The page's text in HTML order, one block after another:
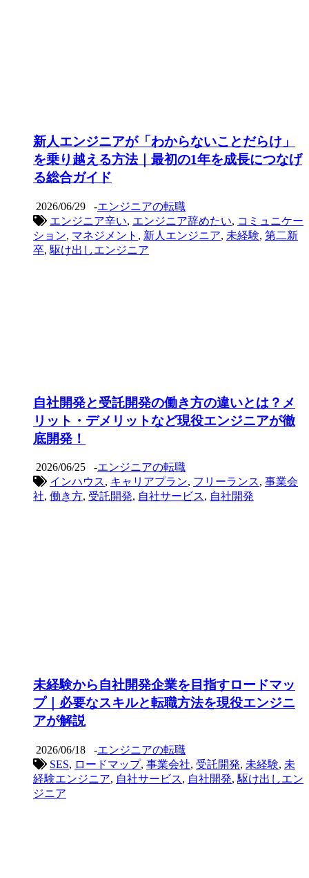
新人エンジニアが「わからないことだらけ」
を乗り越える方法｜最初の1年を成長につなげ
る総合ガイド
2026/06/29 -エンジニアの転職
エンジニア辛い, エンジニア辞めたい, コミュニケー
ション, マネジメント , 新人エンジニア, 未経験, 第二新
卒, 駆け出しエンジニア
自社開発と受託開発の働き方の違いとは？メ
リット・デメリットなど現役エンジニアが徹
底開発！
2026/06/25 -エンジニアの転職
インハウス, キャリアプラン, フリーランス, 事業会
社, 働き方, 受託開発, 自社サービス, 自社開発
未経験から自社開発企業を目指すロードマッ
プ｜必要なスキルと転職方法を現役エンジニ
アが解説
2026/06/18 -エンジニアの転職
SES, ロードマップ, 事業会社, 受託開発, 未経験, 未
経験エンジニア, 自社サービス, 自社開発, 駆け出しエン
ジニア